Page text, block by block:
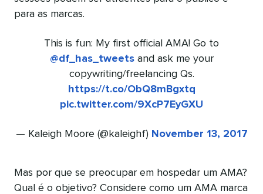
para as marcas.
This is fun: My first official AMA! Go to
@df_has_tweetsand ask me your
copywriting/freelancing Qs.
https://t.co/ObQ8mBgxtq
pic.twitter.com/9XcP7EyGXU
— Kaleigh Moore (@kaleighf) November 13, 2017
Mas por que se preocupar em hospedar um AMA?
Qual é o objetivo? Considere como um AMA marca